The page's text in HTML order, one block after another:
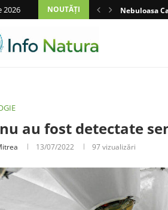
2026 NOUTĂȚI Nebuloasa
au fost detectate
13/07/2022 97vizualizări